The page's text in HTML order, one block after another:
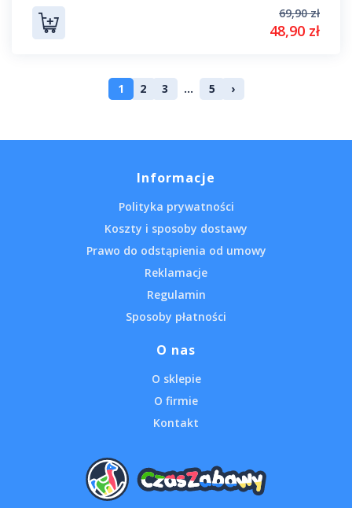
69,90 zł
48,90 zł
1 2 3 ... 5 ›
Informacje
Polityka prywatności
Koszty i sposoby dostawy
Prawo do odstąpienia od umowy
Reklamacje
Regulamin
Sposoby płatności
O nas
O sklepie
O firmie
Kontakt